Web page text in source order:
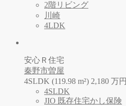
2階リビング
川崎
4LDK
安心Ｒ住宅
秦野市曽屋
4SLDK (119.98 m²) 2,180 万円
4SLDK
JIO 既存住宅かし保険